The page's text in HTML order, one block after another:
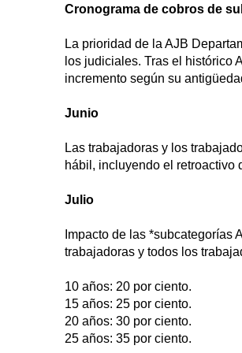
Cronograma de cobros de
La prioridad de la AJB
los judiciales. Tras el histórico
incremento según su
Junio
Las trabajadoras y los
hábil, incluyendo el retroactivo
Julio
Impacto de las *subcategorías
trabajadoras y todos los
10 años: 20 por ciento.
15 años: 25 por ciento.
20 años: 30 por ciento.
25 años: 35 por ciento.